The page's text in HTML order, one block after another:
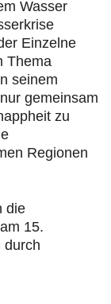
Wasser
Einzelne
Thema
seinem
gemeinsam
zu
Regionen
die
15.
durch